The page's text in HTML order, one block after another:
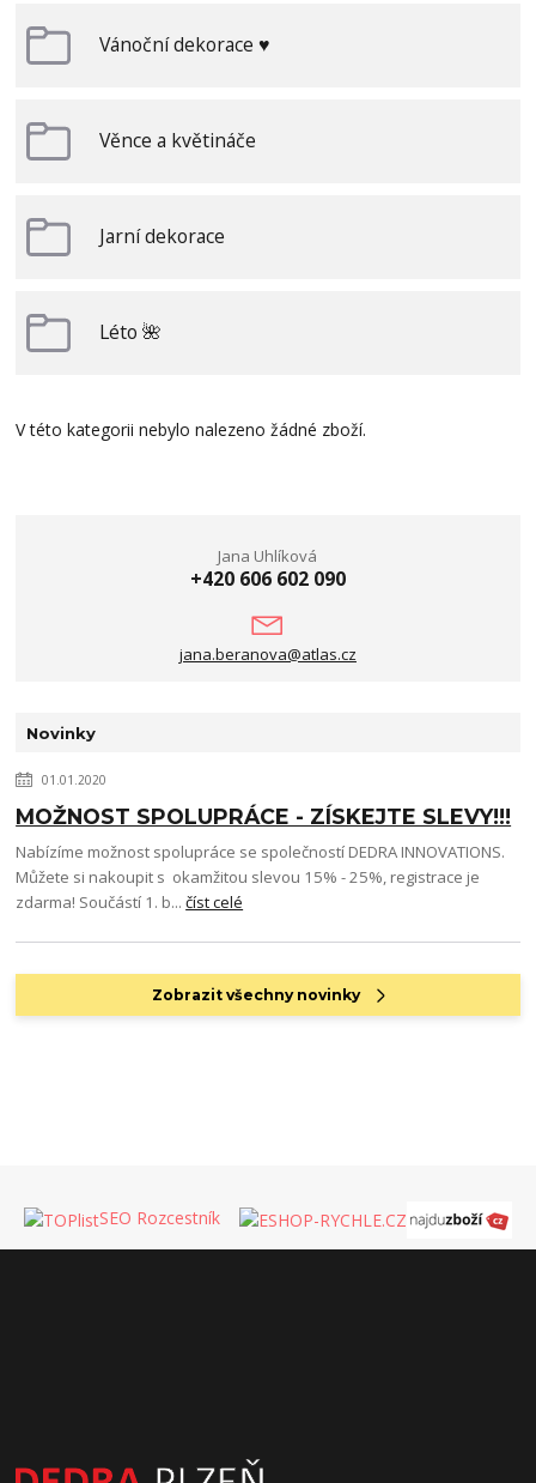
Vánoční dekorace ♥
Věnce a květináče
Jarní dekorace
Léto 🌺
V této kategorii nebylo nalezeno žádné zboží.
Jana Uhlíková
+420 606 602 090
jana.beranova@atlas.cz
Novinky
01.01.2020
MOŽNOST SPOLUPRÁCE - ZÍSKEJTE SLEVY!!!
Nabízíme možnost spolupráce se společností DEDRA INNOVATIONS.
Můžete si nakoupit s okamžitou slevou 15% - 25%, registrace je
zdarma! Součástí 1. b...číst celé
Zobrazit všechny novinky
SEO Rozcestník